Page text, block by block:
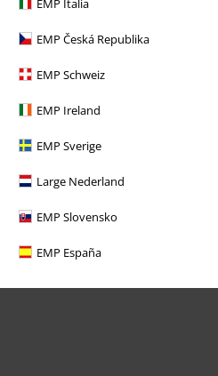
EMP Česká Republika
EMP Schweiz
EMP Ireland
EMP Sverige
Large Nederland
EMP Slovensko
EMP España